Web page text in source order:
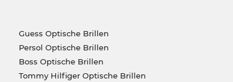
Guess Optische Brillen
Persol Optische Brillen
Boss Optische Brillen
Tommy Hilfiger Optische Brillen